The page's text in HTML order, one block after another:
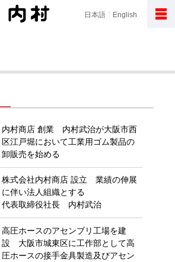
日本語 English
内村商店 創業 内村武治が大阪市西
区江戸堀において工業用ゴム製品の
卸販売を始める
株式会社内村商店 設立 業績の伸展
に伴い法人組織とする
代表取締役社長 内村武治
高圧ホースのアセンブリ工場を建
設 大阪市城東区に工作部として高
圧ホースの接手金具製造及びアセン